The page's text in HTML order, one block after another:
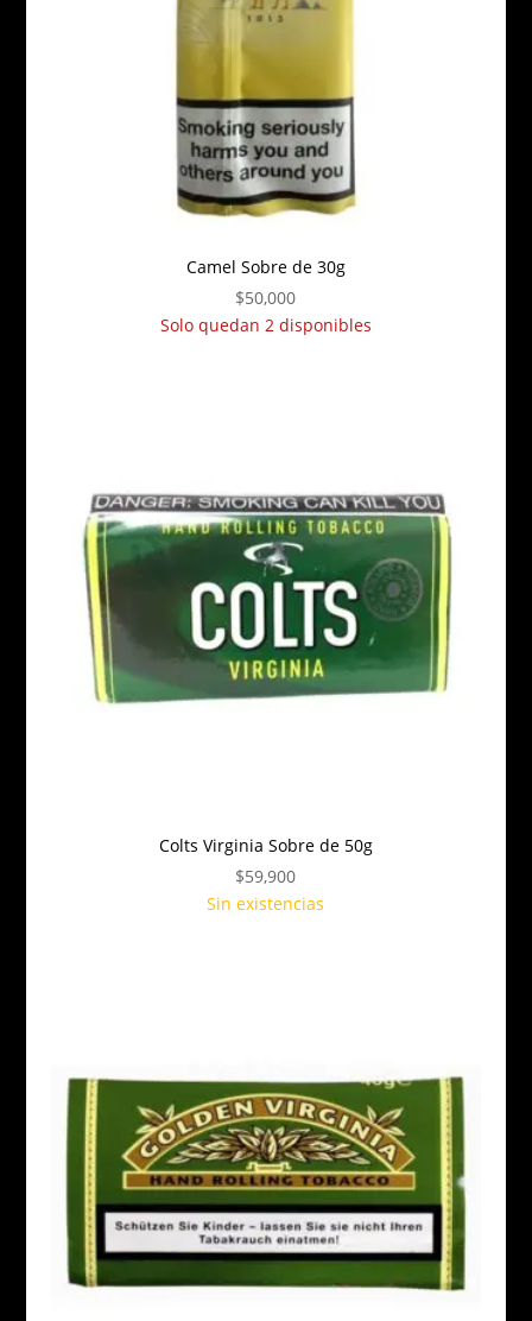
Camel Sobre de 30g
$50,000
Solo quedan 2 disponibles
Colts Virginia Sobre de 50g
$59,900
Sin existencias